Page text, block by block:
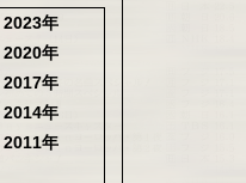
2023年
2020年
2017年
2014年
2011年